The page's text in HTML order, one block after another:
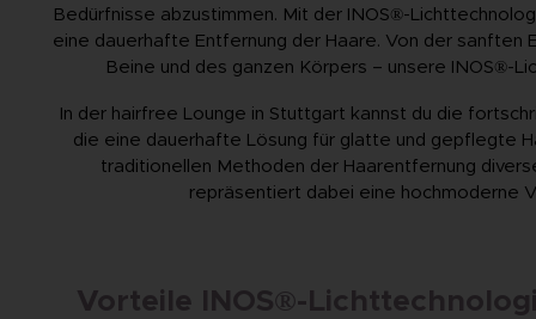
Bedürfnisse abzustimmen. Mit der INOS®-
eine dauerhafte Entfernung der Haare. Von der sanften
Beine und des ganzen Körpers – unsere INOS®-
In der hairfree Lounge in Stuttgart kannst du die
die eine dauerhafte Lösung für glatte und gepflegte
traditionellen Methoden der Haarentfernung
repräsentiert dabei eine hochmoderne
Vorteile INOS®-